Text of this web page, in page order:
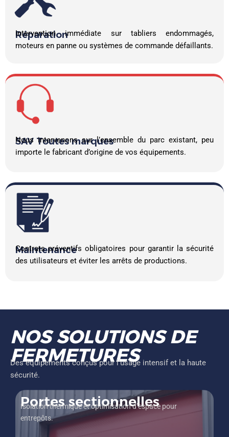
Réparation
Intervention immédiate sur tabliers endommagés,
moteurs en panne ou systèmes de commande défaillants.
SAV Toutes marques
Nous intervenons sur l’ensemble du parc existant, peu
importe le fabricant d’origine de vos équipements.
Maintenance
Contrats préventifs obligatoires pour garantir la sécurité
des utilisateurs et éviter les arrêts de productions.
NOS SOLUTIONS DE
FERMETURES
Des équipements conçus pour l’usage intensif et la haute
sécurité.
Portes sectionnelles
Isolation thermique et optimisation d’espace pour
entrepôts.